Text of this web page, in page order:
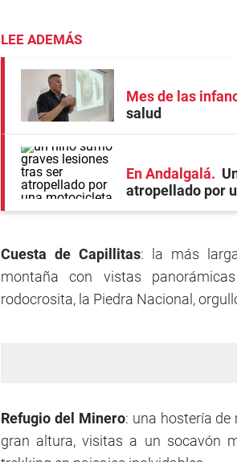
LEE ADEMÁS
Mes de las
salud
En Andalgalá
atropellado por
Cuesta de Capillitas: la más
montaña con vistas
rodocrosita, la Piedra Nacional,
Refugio del Minero: una hostería de
gran altura, visitas a un socavón